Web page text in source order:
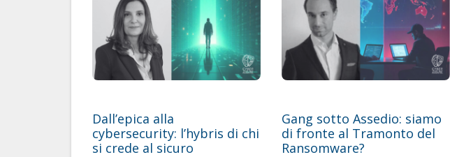
Dall’epica alla
cybersecurity: l’hybris di chi
si crede al sicuro
Gang sotto Assedio: siamo
di fronte al Tramonto del
Ransomware?